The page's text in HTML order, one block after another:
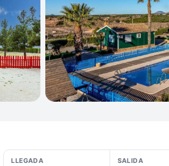
LLEGADA SALIDA